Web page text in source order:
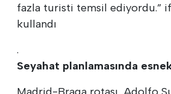
fazla turisti temsil ediyordu.”
kullandı
.
Seyahat planlamasında